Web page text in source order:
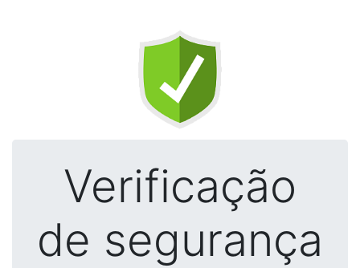
Verificação
de segurança